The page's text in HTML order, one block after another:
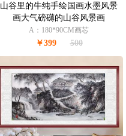
山谷里的牛纯手绘国画水墨风景
画大气磅礴的山谷风景画
A：180*90CM画芯
￥399 500